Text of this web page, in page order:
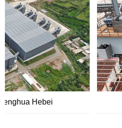
Proyecto Minero